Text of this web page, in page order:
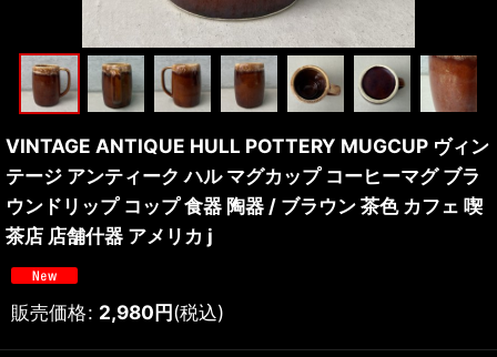
VINTAGE ANTIQUE HULL POTTERY MUGCUP ヴィン
テージ アンティーク ハル マグカップ コーヒーマグ ブラ
ウンドリップ コップ 食器 陶器 / ブラウン 茶色 カフェ 喫
茶店 店舗什器 アメリカ j
販売価格: 2,980円(税込)